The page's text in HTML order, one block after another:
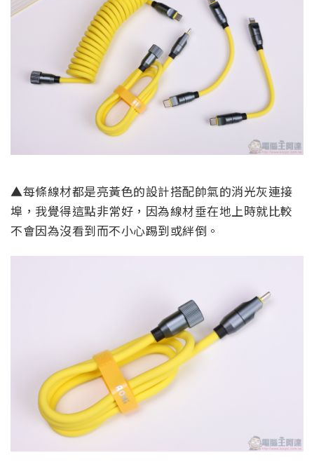
▲每條線材都是亮黃色的設計搭配帥氣的消光灰連接
埠，我覺得這點非常好，因為線材垂在地上時就比較
不會因為沒看到而不小心踢到或絆倒。